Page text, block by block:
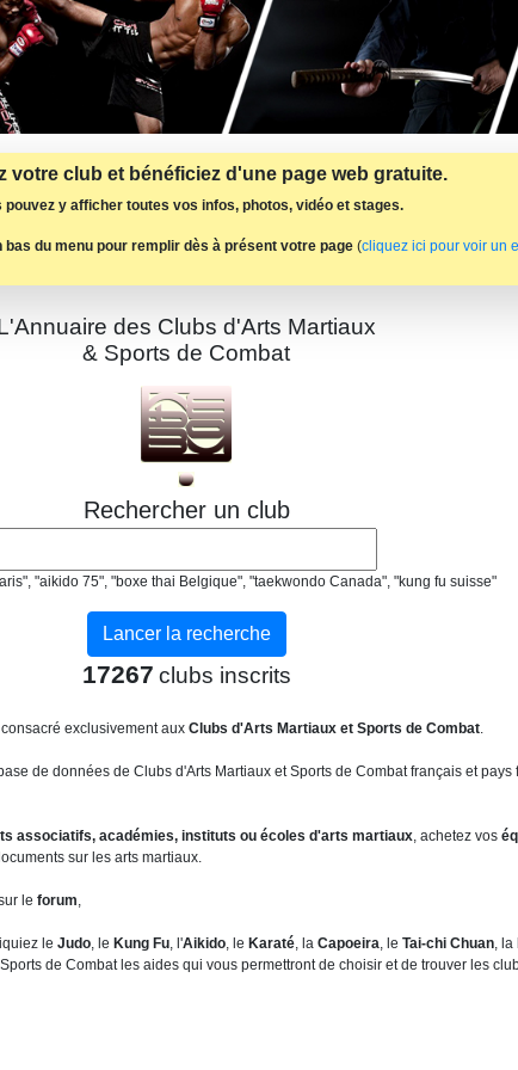
votre club et bénéficiez d'une page web gratuite.
pouvez y afficher toutes vos infos, photos, vidéo et stages.
bas du menu pour remplir dès à présent votre page(cliquez ici pour voir un
des Clubs d'Arts Martiaux
& Sports de Combat
Rechercher un club
"aikido 75", "boxe thai Belgique", "taekwondo Canada", "kung fu suisse"
17267 clubs inscrits
exclusivement aux Clubs d'Arts Martiaux et Sports de Combat.
de données de Clubs d'Arts Martiaux et Sports de Combat français et
associatifs, académies, instituts ou écoles d'arts martiaux, achetez vos
sur les arts martiaux.
le forum,
le Judo, le Kung Fu, l'Aikido, le Karaté, la Capoeira, le Tai-chi Chuan, la
de Combat les aides qui vous permettront de choisir et de trouver les